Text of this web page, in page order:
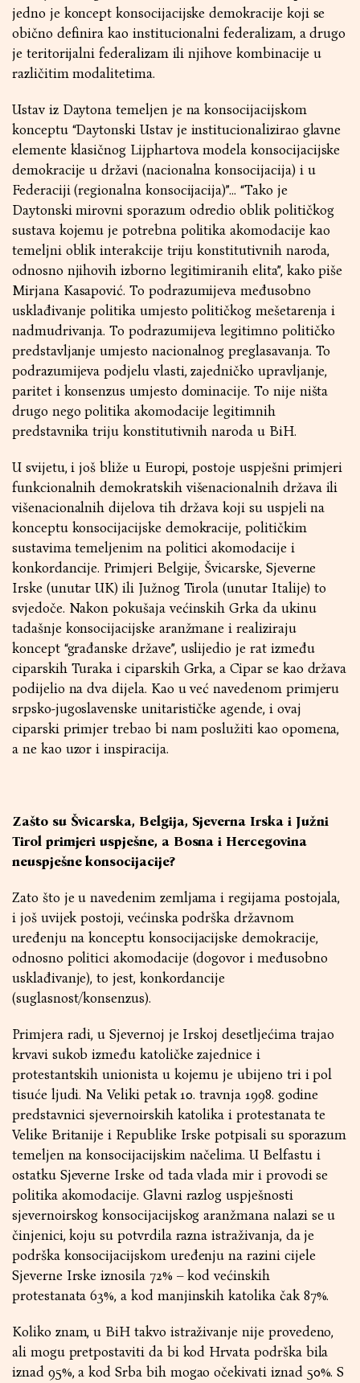
jedno je koncept konsocijacijske demokracije koji se
obično definira kao institucionalni federalizam, a drugo
je teritorijalni federalizam ili njihove kombinacije u
različitim modalitetima.
Ustav iz Daytona temeljen je na konsocijacijskom
konceptu “Daytonski Ustav je institucionalizirao glavne
elemente klasičnog Lijphartova modela konsocijacijske
demokracije u državi (nacionalna konsocijacija) i u
Federaciji (regionalna konsocijacija)”… “Tako je
Daytonski mirovni sporazum odredio oblik političkog
sustava kojemu je potrebna politika akomodacije kao
temeljni oblik interakcije triju konstitutivnih naroda,
odnosno njihovih izborno legitimiranih elita”, kako piše
Mirjana Kasapović. To podrazumijeva međusobno
usklađivanje politika umjesto političkog mešetarenja i
nadmudrivanja. To podrazumijeva legitimno političko
predstavljanje umjesto nacionalnog preglasavanja. To
podrazumijeva podjelu vlasti, zajedničko upravljanje,
paritet i konsenzus umjesto dominacije. To nije ništa
drugo nego politika akomodacije legitimnih
predstavnika triju konstitutivnih naroda u BiH.
U svijetu, i još bliže u Europi, postoje uspješni primjeri
funkcionalnih demokratskih višenacionalnih država ili
višenacionalnih dijelova tih država koji su uspjeli na
konceptu konsocijacijske demokracije, političkim
sustavima temeljenim na politici akomodacije i
konkordancije. Primjeri Belgije, Švicarske, Sjeverne
Irske (unutar UK) ili Južnog Tirola (unutar Italije) to
svjedoče. Nakon pokušaja većinskih Grka da ukinu
tadašnje konsocijacijske aranžmane i realiziraju
koncept “građanske države”, uslijedio je rat između
ciparskih Turaka i ciparskih Grka, a Cipar se kao država
podijelio na dva dijela. Kao u već navedenom primjeru
srpsko-jugoslavenske unitarističke agende, i ovaj
ciparski primjer trebao bi nam poslužiti kao opomena,
a ne kao uzor i inspiracija.
Zašto su Švicarska, Belgija, Sjeverna Irska i Južni
Tirol primjeri uspješne, a Bosna i Hercegovina
neuspješne konsocijacije?
Zato što je u navedenim zemljama i regijama postojala,
i još uvijek postoji, većinska podrška državnom
uređenju na konceptu konsocijacijske demokracije,
odnosno politici akomodacije (dogovor i međusobno
usklađivanje), to jest, konkordancije
(suglasnost/konsenzus).
Primjera radi, u Sjevernoj je Irskoj desetljećima trajao
krvavi sukob između katoličke zajednice i
protestantskih unionista u kojemu je ubijeno tri i pol
tisuće ljudi. Na Veliki petak 10. travnja 1998. godine
predstavnici sjevernoirskih katolika i protestanata te
Velike Britanije i Republike Irske potpisali su sporazum
temeljen na konsocijacijskim načelima. U Belfastu i
ostatku Sjeverne Irske od tada vlada mir i provodi se
politika akomodacije. Glavni razlog uspješnosti
sjevernoirskog konsocijacijskog aranžmana nalazi se u
činjenici, koju su potvrdila razna istraživanja, da je
podrška konsocijacijskom uređenju na razini cijele
Sjeverne Irske iznosila 72% – kod većinskih
protestanata 63%, a kod manjinskih katolika čak 87%.
Koliko znam, u BiH takvo istraživanje nije provedeno,
ali mogu pretpostaviti da bi kod Hrvata podrška bila
iznad 95%, a kod Srba bih mogao očekivati iznad 50%. S